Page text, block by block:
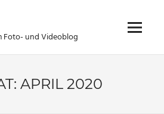
Foto- und Videoblog Menü
APRIL 2020